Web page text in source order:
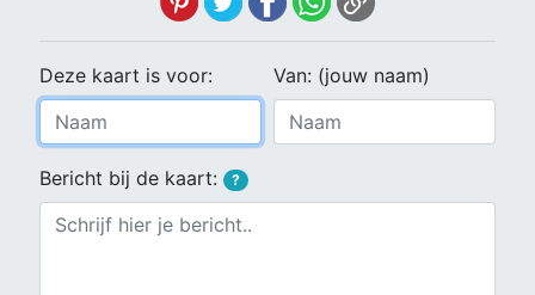
Deze kaart is voor: Van: (jouw naam)
Bericht bij de kaart: ?